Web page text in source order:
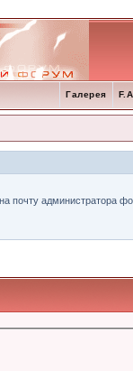
Галерея
администратора